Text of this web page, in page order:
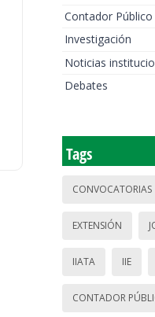
Contador Público
Investigación
Noticias
Debates
Tags
CONVOCATORIAS
EXTENSIÓN
IIATA IIE
CONTADOR